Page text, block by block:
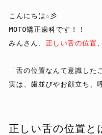
こんにちは☆彡
MOTO矯正歯科です！！
みんさん、 正しい舌の位置
「舌の位置なんて意識した
実は、歯並びやお顔立ち、
正しい舌の位置と